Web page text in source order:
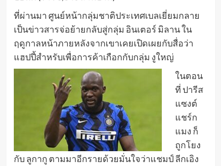
ที่ผ่านมา ศูนย์หน้ากลุ่มชาติประเทศเบลเยี่ยมกลาย
เป็นข่าวสารจ่อย้ายกลับสู่กลุ่ม อินเตอร์ มิลาน ใน
ฤดูกาลหน้าภายหลังจากเขาเคยเปิดเผยกับสื่อว่า
แฮปปี้สำหรับเพื่อการค้าเกือกกับกลุ่ม งูใหญ่
ในตอน
ที่ ปารีส
แซงต์
แชร์ก
แมง ก็
ถูกโยง
กับ ลูกากู ตามมาอีกรายด้วยมั่นใจว่าแชมป์ ลีกเอิง